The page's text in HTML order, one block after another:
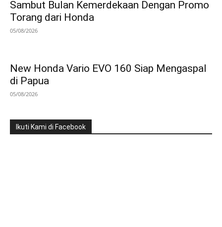
Sambut Bulan Kemerdekaan Dengan Promo
Torang dari Honda
05/08/2026
New Honda Vario EVO 160 Siap Mengaspal
di Papua
05/08/2026
Ikuti Kami di Facebook